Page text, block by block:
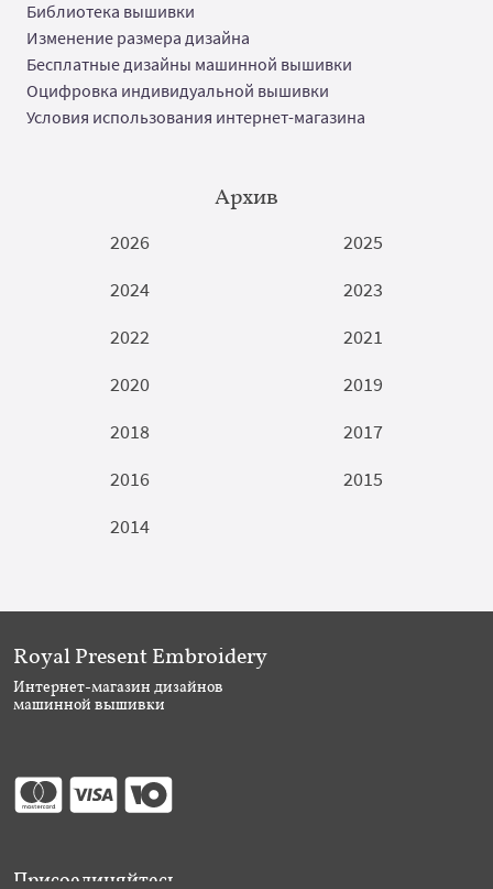
Библиотека вышивки
Изменение размера дизайна
Бесплатные дизайны машинной вышивки
Оцифровка индивидуальной вышивки
Условия использования интернет-магазина
Архив
2026
2025
2024
2023
2022
2021
2020
2019
2018
2017
2016
2015
2014
Royal Present Embroidery
Интернет-магазин дизайнов
машинной вышивки
Присоединяйтесь